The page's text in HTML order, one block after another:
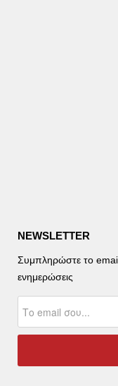
NEWSLETTER
Συμπληρώστε το
ενημερώσεις